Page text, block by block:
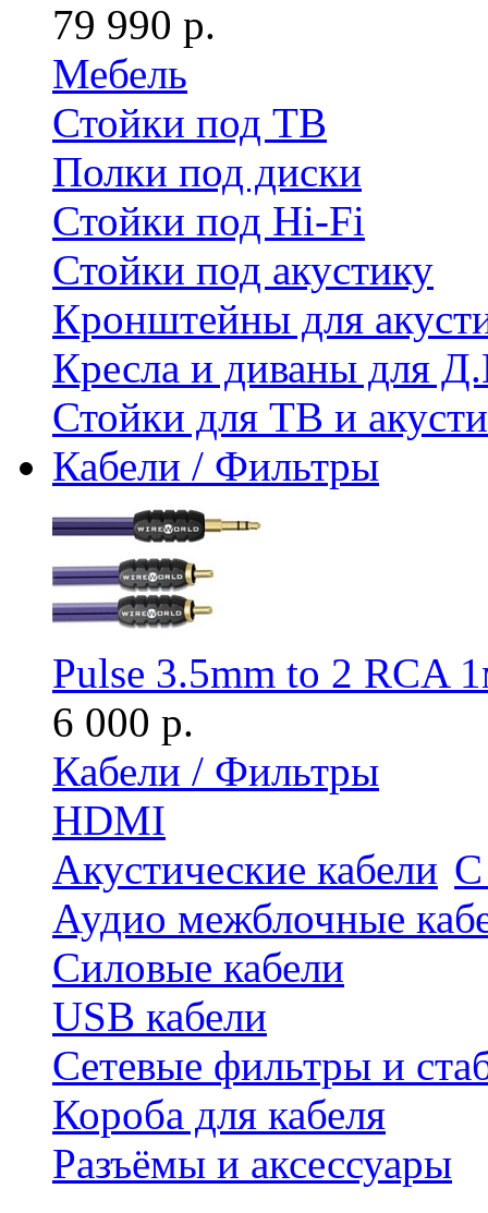
79 990 р.
Мебель
Стойки под ТВ
Полки под диски
Стойки под Hi-Fi
Стойки под акустику
Кронштейны для
Кресла и диваны для
Стойки для ТВ и
Кабели / Фильтры
Pulse 3.5mm to 2 RCA
6 000 р.
Кабели / Фильтры
HDMI
Акустические кабели С
Аудио межблочные
Силовые кабели
USB кабели
Сетевые фильтры и
Короба для кабеля
Разъёмы и аксессуары